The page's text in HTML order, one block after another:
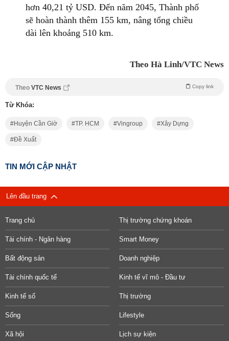
hơn 40,21 tỷ USD. Đến năm 2045, Thành phố
sẽ hoàn thành thêm 155 km, nâng tổng chiều
dài lên khoảng 510 km.
Theo Hà Linh/VTC News
Theo VTC News Copy link
Từ Khóa:
Huyện Cần Giờ TP. HCM Vingroup Xây Dựng
Đề Xuất
TIN MỚI CẬP NHẬT
Lên đầu trang
Trang chủ Thị trường chứng khoán
Tài chính - Ngân hàng Smart Money
Bất động sản Doanh nghiệp
Tài chính quốc tế Kinh tế vĩ mô - Đầu tư
Kinh tế số Thị trường
Sống Lifestyle
Xã hội Lịch sự kiện